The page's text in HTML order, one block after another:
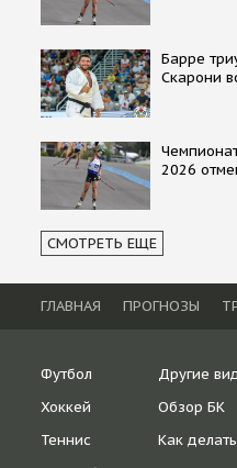
Барре
Скарони
2026
СМОТРЕТЬ ЕЩЕ
ГЛАВНАЯ ПРОГНОЗЫ
Футбол
Хоккей
Теннис
Другие
Обзор БК
Как